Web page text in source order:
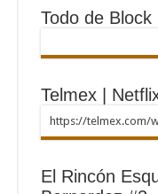
Todo de
Telmex |
https://telmex.com/
El Rincón